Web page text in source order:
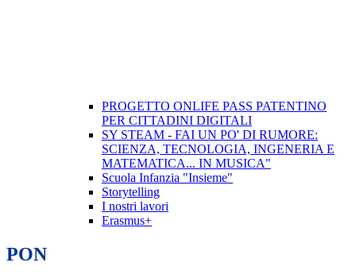
PROGETTO ONLIFE PASS PATENTINO
PER CITTADINI DIGITALI
SY STEAM - FAI UN PO' DI RUMORE:
SCIENZA, TECNOLOGIA, INGENERIA E
MATEMATICA... IN MUSICA"
Scuola Infanzia "Insieme"
Storytelling
I nostri lavori
Erasmus+
PON